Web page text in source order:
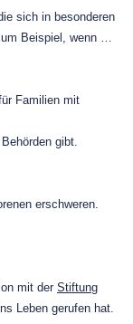
sich in besonderen
Beispiel, wenn …
Familien mit
gibt.
erschweren.
mit der Stiftung
Leben gerufen hat.